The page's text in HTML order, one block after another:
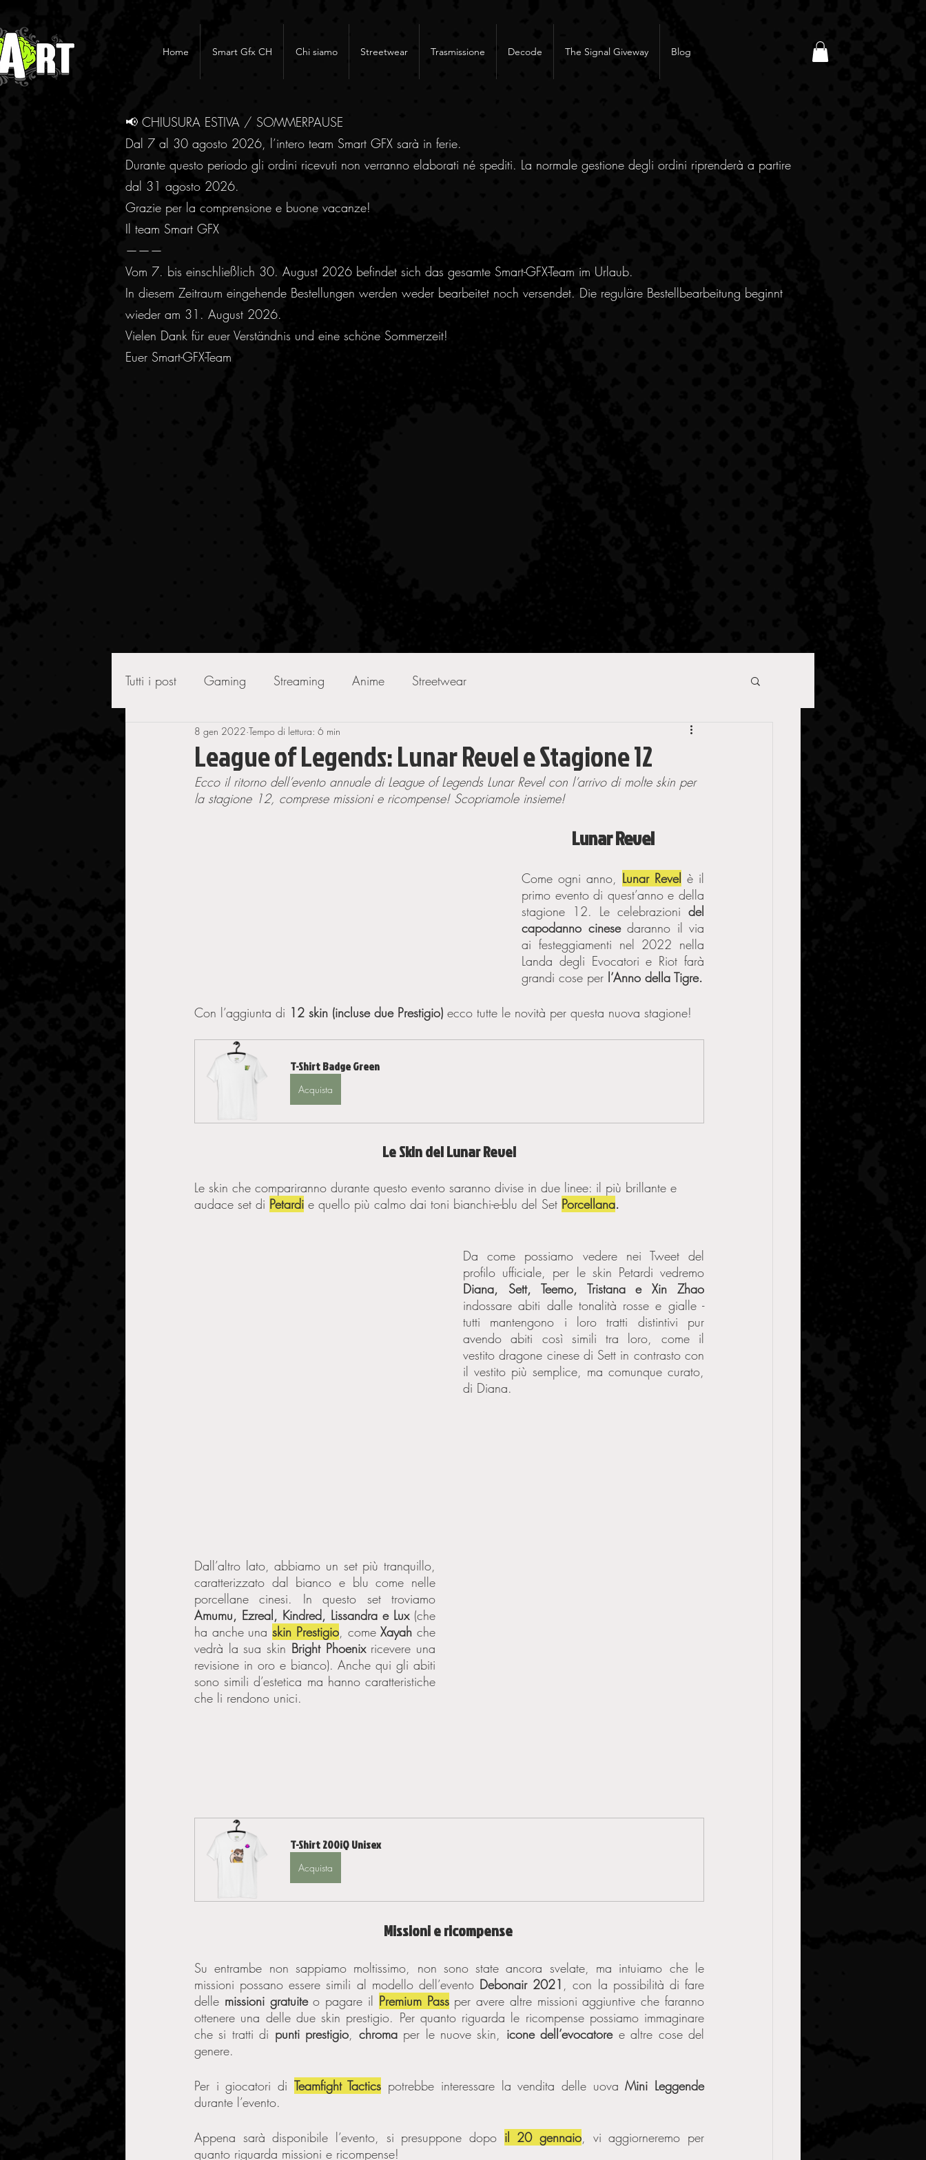
Home Smart Gfx CH Chi siamo Streetwear Trasmissione Decode The Signal Giveway Blog
📢 CHIUSURA ESTIVA / SOMMERPAUSE
Dal 7 al 30 agosto 2026, l’intero team Smart GFX sarà in ferie.
Durante questo periodo gli ordini ricevuti non verranno elaborati né spediti. La normale gestione degli ordini riprenderà a partire
dal 31 agosto 2026.
Grazie per la comprensione e buone vacanze!
Il team Smart GFX
———
Vom 7. bis einschließlich 30. August 2026 befindet sich das gesamte Smart-GFX-Team im Urlaub.
In diesem Zeitraum eingehende Bestellungen werden weder bearbeitet noch versendet. Die reguläre Bestellbearbeitung beginnt
wieder am 31. August 2026.
Vielen Dank für euer Verständnis und eine schöne Sommerzeit!
Euer Smart-GFX-Team
Tutti i post Gaming Streaming Anime Streetwear
League of Legends: Lunar Revel e Stagione 12
8 gen 2022 Tempo di lettura: 6 min
Ecco il ritorno dell’evento annuale di League of Legends Lunar Revel con l’arrivo di molte skin per
la stagione 12, comprese missioni e ricompense! Scopriamole insieme!
Lunar Revel
Come ogni anno, Lunar Revel è il
primo evento di quest’anno e della
stagione 12. Le celebrazioni del
capodanno cinese daranno il via
ai festeggiamenti nel 2022 nella
Landa degli Evocatori e Riot farà
grandi cose per l’Anno della Tigre.
Con l’aggiunta di 12 skin (incluse due Prestigio) ecco tutte le novità per questa nuova stagione!
T-Shirt Badge Green
Acquista
Le Skin del Lunar Revel
Le skin che compariranno durante questo evento saranno divise in due linee: il più brillante e
audace set di Petardi e quello più calmo dai toni bianchi-e-blu del Set Porcellana.
Da come possiamo vedere nei Tweet del
indossare abiti dalle tonalità rosse e gialle -
tutti mantengono i loro tratti distintivi pur
avendo abiti così simili tra loro, come il
vestito dragone cinese di Sett in contrasto con
il vestito più semplice, ma comunque curato,
di Diana.
Dall’altro lato, abbiamo un set più tranquillo,
caratterizzato dal bianco e blu come nelle
Amumu, Ezreal, Kindred, Lissandra e Lux (che
ha anche una skin Prestigio, come Xayah che
vedrà la sua skin Bright Phoenix ricevere una
revisione in oro e bianco). Anche qui gli abiti
sono simili d’estetica ma hanno caratteristiche
che li rendono unici.
T-Shirt 200iQ Unisex
Acquista
Missioni e ricompense
Su entrambe non sappiamo moltissimo, non sono state ancora svelate, ma intuiamo che le
missioni possano essere simili al modello dell’evento Debonair 2021 , con la possibilità di fare
delle missioni gratuite o pagare il Premium Pass per avere altre missioni aggiuntive che faranno
ottenere una delle due skin prestigio. Per quanto riguarda le ricompense possiamo immaginare
che si tratti di punti prestigio, chroma per le nuove skin, icone dell’evocatore e altre cose del
genere.
Per i giocatori di Teamfight Tactics potrebbe interessare la vendita delle uova Mini Leggende
durante l’evento.
Appena sarà disponibile l’evento, si presuppone dopo il 20 gennaio, vi aggiorneremo per
quanto riguarda missioni e ricompense!